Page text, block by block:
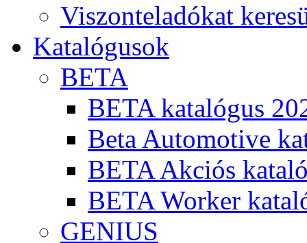
Viszonteladókat
Katalógusok
BETA
BETA katalógus
Beta Automotive
BETA Akciós
BETA Worker
GENIUS